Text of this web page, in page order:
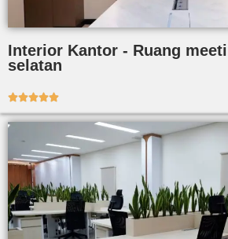
Interior Kantor - Ruang
selatan
